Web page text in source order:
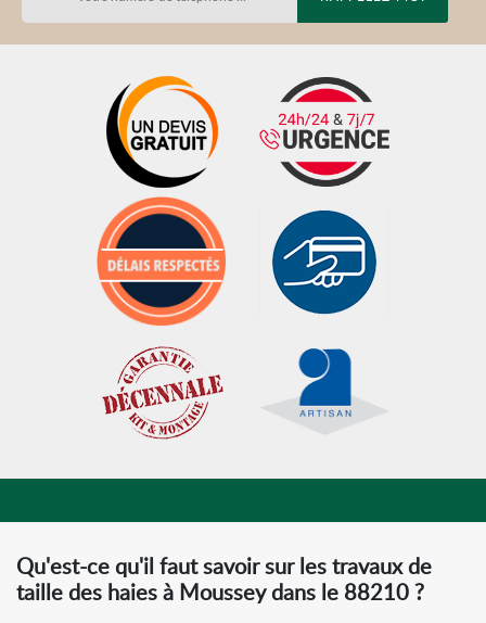
Qu'est-ce qu'il faut savoir sur les travaux de
taille des haies à Moussey dans le 88210 ?